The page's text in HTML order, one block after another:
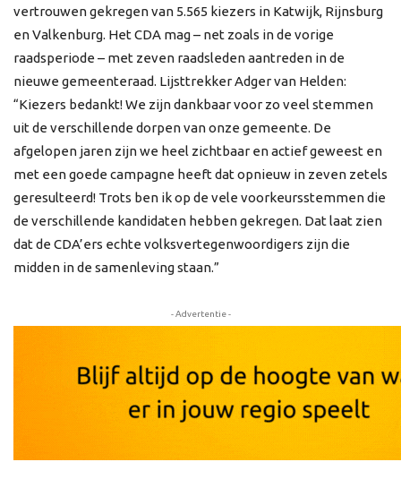
vertrouwen gekregen van 5.565 kiezers in Katwijk, Rijnsburg
en Valkenburg. Het CDA mag – net zoals in de vorige
raadsperiode – met zeven raadsleden aantreden in de
nieuwe gemeenteraad. Lijsttrekker Adger van Helden:
“Kiezers bedankt! We zijn dankbaar voor zo veel stemmen
uit de verschillende dorpen van onze gemeente. De
afgelopen jaren zijn we heel zichtbaar en actief geweest en
met een goede campagne heeft dat opnieuw in zeven zetels
geresulteerd! Trots ben ik op de vele voorkeursstemmen die
de verschillende kandidaten hebben gekregen. Dat laat zien
dat de CDA’ers echte volksvertegenwoordigers zijn die
midden in de samenleving staan.”
- Advertentie -